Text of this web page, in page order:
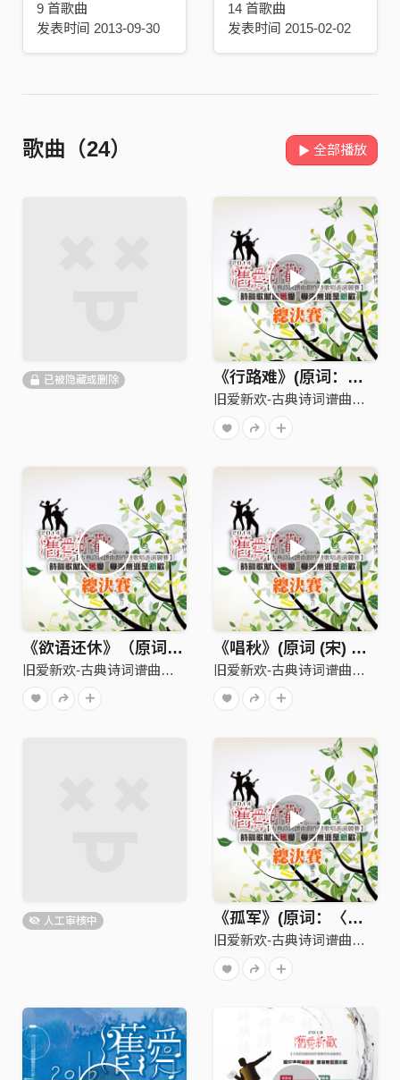
9 首歌曲
发表时间 2013-09-30
14 首歌曲
发表时间 2015-02-02
歌曲（24） 全部播放
已被隐藏或删除 《行路难》(原词：〈唐〉李白 行路难 )
旧爱新欢-古典诗词谱曲创作暨演唱竞赛
《欲语还休》（原词：〈宋〉辛弃疾 丑奴儿书博山道中壁)
旧爱新欢-古典诗词谱曲创作暨演唱竞赛
《唱秋》(原词 (宋) 辛弃疾 丑奴儿 )
旧爱新欢-古典诗词谱曲创作暨演唱竞赛
人工审核中 《孤军》(原词：〈唐〉岑参 白雪歌送武判官归京唐王维 使至塞上)
旧爱新欢-古典诗词谱曲创作暨演唱竞赛